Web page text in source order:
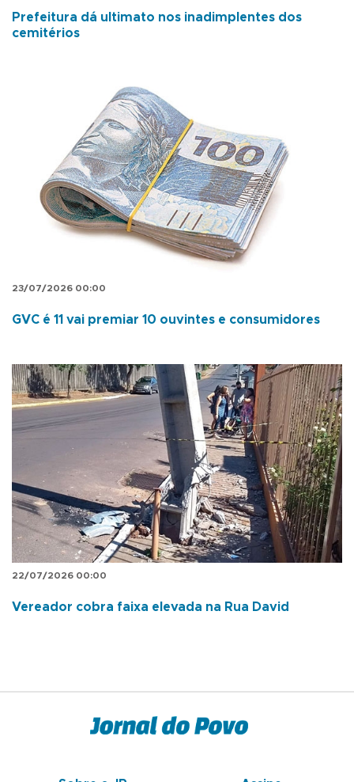
Prefeitura dá ultimato nos inadimplentes dos
cemitérios
23/07/2026 00:00
GVC é 11 vai premiar 10 ouvintes e consumidores
22/07/2026 00:00
Vereador cobra faixa elevada na Rua David